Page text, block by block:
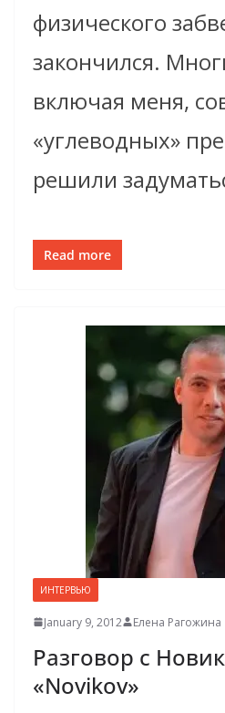
физического
закончился.
включая меня,
«углеводных»
решили
Read more
ИНТЕРВЬЮ
January 9, 2012 Елена Рагожина
Разговор с
«Novikov»